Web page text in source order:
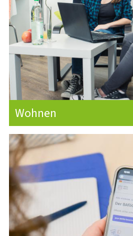
KITA SPATZENNEST
KITA ZWERGE
FERIENBETREUUNG
FLEXIBLE
WISSENSWERTES
VOR DEM STUDIUM
ANKUNFT & ERSTE
Wohnen